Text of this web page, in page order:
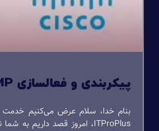
پیکربندی و فعالسازی SNMP در سیسکو
بنام خدا، سلام عرض می‌کنیم